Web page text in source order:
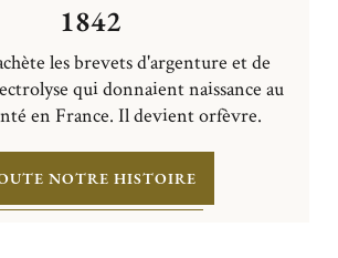
1842
les brevets d'argenture et de
qui donnaient naissance au
en France. Il devient orfèvre.
NOTRE HISTOIRE